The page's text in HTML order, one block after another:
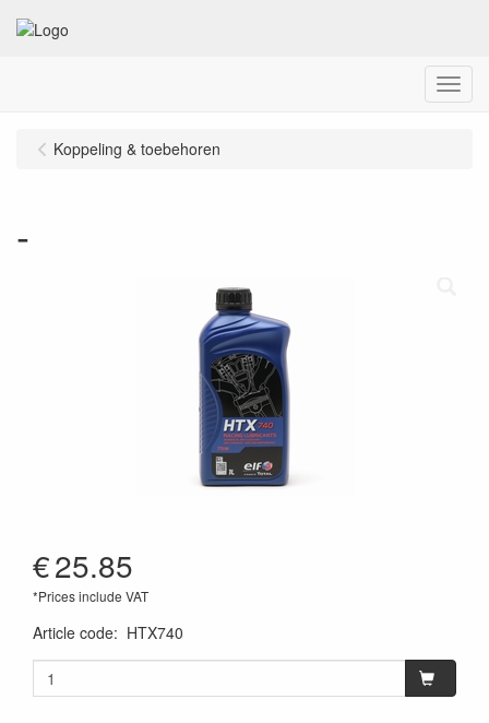
Menu
Koppeling & toebehoren
-
€25.85
*Prices include VAT
Article code: HTX740